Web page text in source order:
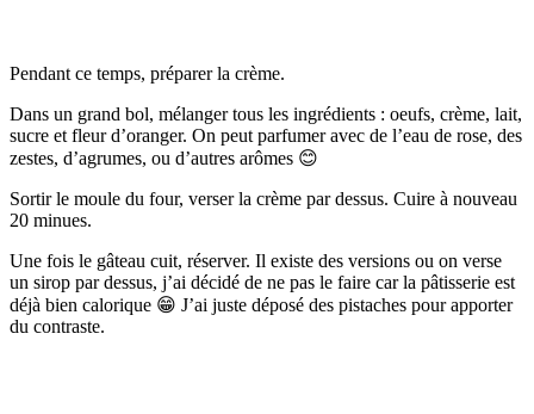
Pendant ce temps, préparer la crème.
Dans un grand bol, mélanger tous les ingrédients : oeufs, crème, lait,
sucre et fleur d’oranger. On peut parfumer avec de l’eau de rose, des
zestes, d’agrumes, ou d’autres arômes 😊
Sortir le moule du four, verser la crème par dessus. Cuire à nouveau
20 minues.
Une fois le gâteau cuit, réserver. Il existe des versions ou on verse
un sirop par dessus, j’ai décidé de ne pas le faire car la pâtisserie est
déjà bien calorique 😁 J’ai juste déposé des pistaches pour apporter
du contraste.